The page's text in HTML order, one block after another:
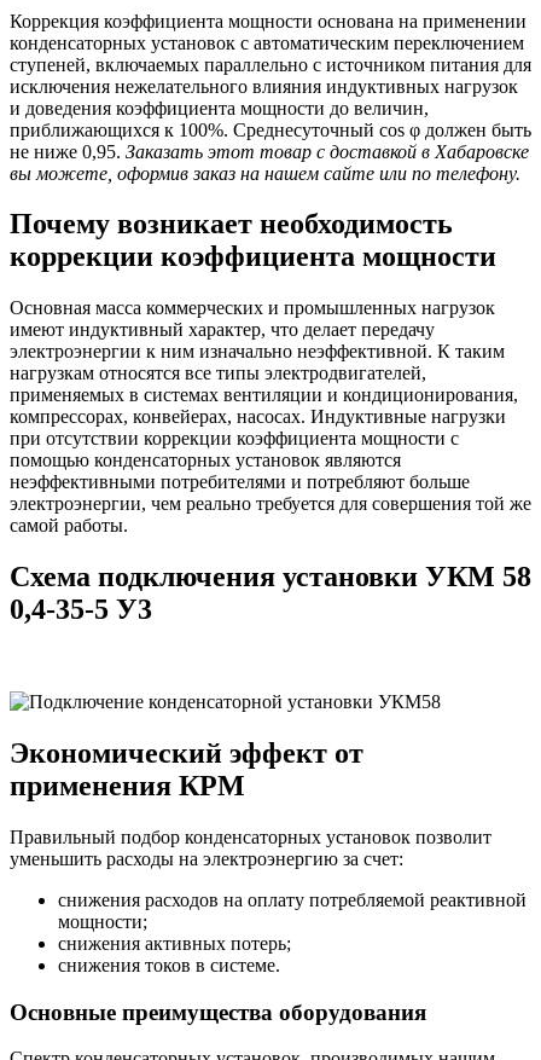
Коррекция коэффициента мощности основана на применении
конденсаторных установок с автоматическим переключением
ступеней, включаемых параллельно с источником питания для
исключения нежелательного влияния индуктивных нагрузок
и доведения коэффициента мощности до величин,
приближающихся к 100%. Среднесуточный cos φ должен быть
не ниже 0,95. Заказать этот товар с доставкой в Хабаровске
вы можете, оформив заказ на нашем сайте или по телефону.
Почему возникает необходимость
коррекции коэффициента мощности
Основная масса коммерческих и промышленных нагрузок
имеют индуктивный характер, что делает передачу
электроэнергии к ним изначально неэффективной. К таким
нагрузкам относятся все типы электродвигателей,
применяемых в системах вентиляции и кондиционирования,
компрессорах, конвейерах, насосах. Индуктивные нагрузки
при отсутствии коррекции коэффициента мощности с
помощью конденсаторных установок являются
неэффективными потребителями и потребляют больше
электроэнергии, чем реально требуется для совершения той же
самой работы.
Схема подключения установки УКМ 58
0,4-35-5 У3
Экономический эффект от
применения КРМ
Правильный подбор конденсаторных установок позволит
уменьшить расходы на электроэнергию за счет:
снижения расходов на оплату потребляемой реактивной
мощности;
снижения активных потерь;
снижения токов в системе.
Основные преимущества оборудования